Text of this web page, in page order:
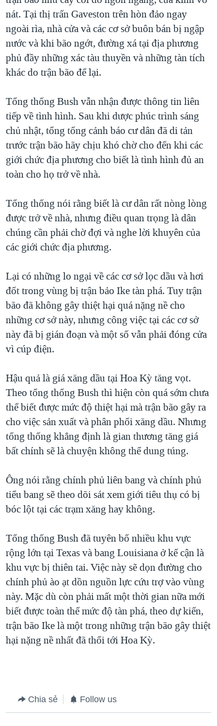
nát. Tại thị trấn Gaveston trên hòn đảo ngay
ngoài rìa, nhà cửa và các cơ sở buôn bán bị ngập
nước và khi bão ngớt, đường xá tại địa phương
phủ đầy những xác tàu thuyền và những tàn tích
khác do trận bão để lại.
Tổng thống Bush vẫn nhận được thông tin liên
tiếp về tình hình. Sau khi dược phúc trình sáng
chủ nhật, tổng tống cảnh báo cư dân đã di tản
trước trận bão hãy chịu khó chờ cho đến khi các
giới chức địa phương cho biết là tình hình đủ an
toàn cho họ trở về nhà.
Tổng thống nói rằng biết là cư dân rất nòng lòng
được trở về nhà, nhưng điều quan trọng là dân
chúng cần phải chờ đợi và nghe lời khuyên của
các giới chức địa phương.
Lại có những lo ngại về các cơ sở lọc dầu và hơi
đốt trong vùng bị trận bảo Ike tàn phá. Tuy trận
bão đã không gây thiệt hại quá nặng nề cho
những cơ sở này, nhưng công việc tại các cơ sở
này đã bị gián đoạn và một số vẫn phải đóng cửa
vì cúp điện.
Hậu quả là giá xăng dầu tại Hoa Kỳ tăng vọt.
Theo tổng thống Bush thì hiện còn quá sớm chưa
thể biết được mức độ thiệt hại mà trận bão gây ra
cho việc sản xuất và phân phối xăng dầu. Nhưng
tổng thống khẳng định là gian thương tăng giá
bất chính sẽ là chuyện không thể dung túng.
Ông nói rằng chính phủ liên bang và chính phủ
tiểu bang sẽ theo dõi sát xem giới tiêu thụ có bị
bóc lột tại các trạm xăng hay không.
Tổng thống Bush đã tuyên bố nhiều khu vực
rộng lớn tại Texas và bang Louisiana ở kế cận là
khu vực bị thiên tai. Việc này sẽ dọn đường cho
chính phủ ào ạt dồn nguồn lực cứu trợ vào vùng
này. Mặc dù còn phải mất một thời gian nữa mới
biết được toàn thể mức độ tàn phá, theo dự kiến,
trận bão Ike là một trong những trận bão gây thiệt
hại nặng nề nhất đã thổi tới Hoa Kỳ.
Chia sẻ Follow us